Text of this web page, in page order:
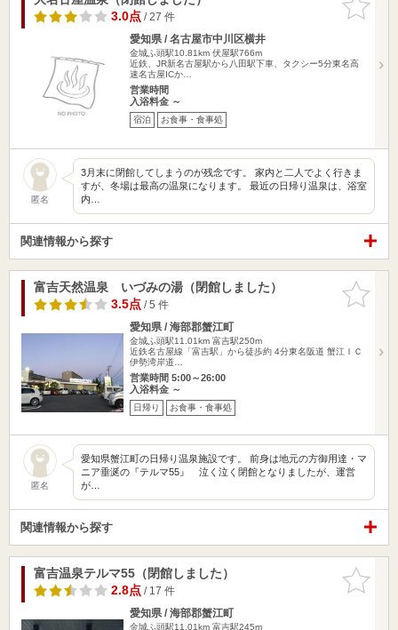
りに追加
3.0点/ 27 件
愛知県 / 名古屋市中川区横井
金城ふ頭駅10.81km 伏屋駅766m
近鉄、JR新名古屋駅から八田駅下車、タクシー5分東名高
速名古屋ICか…
営業時間
入浴料金 ～
宿泊 お食事・食事処
匿名
3月末に閉館してしまうのが残念です。 家内と二人でよく行きま
すが、冬場は最高の温泉になります。 最近の日帰り温泉は、浴室
内…
関連情報から探す
お気に入
りに追加
富吉天然温泉 いづみの湯（閉館しました）
3.5点/ 5 件
愛知県 / 海部郡蟹江町
金城ふ頭駅11.01km 富吉駅250m
近鉄名古屋線「富吉駅」から徒歩約 4分東名阪道 蟹江ＩＣ
伊勢湾岸道…
営業時間 5:00～26:00
入浴料金 ～
日帰り お食事・食事処
匿名
愛知県蟹江町の日帰り温泉施設です。 前身は地元の方御用達・マ
ニア垂涎の『テルマ55』 泣く泣く閉館となりましたが、運営
が…
関連情報から探す
お気に入
りに追加
富吉温泉テルマ55（閉館しました）
2.8点/ 17 件
愛知県 / 海部郡蟹江町
金城ふ頭駅11.01km 富吉駅245m